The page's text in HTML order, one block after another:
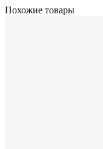
Похожие товары